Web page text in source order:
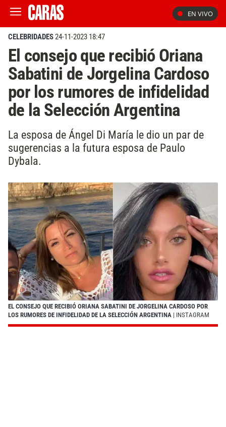
EN VIVO
CELEBRIDADES24-11-2023 18:47
El consejo que recibió Oriana
Sabatini de Jorgelina Cardoso
por los rumores de infidelidad
de la Selección Argentina
La esposa de Ángel Di María le dio un par de
sugerencias a la futura esposa de Paulo
Dybala.
EL CONSEJO QUE RECIBIÓ ORIANA SABATINI DE JORGELINA CARDOSO POR
LOS RUMORES DE INFIDELIDAD DE LA SELECCIÓN ARGENTINA | INSTAGRAM